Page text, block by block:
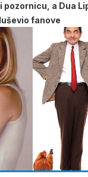
pozornicu, a Dua
fanove